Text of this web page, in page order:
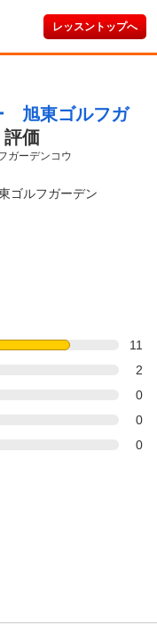
レッスントップへ
旭東ゴルフガ
評価
ガーデンコウ
ゴルフガーデン
11
2
0
0
0